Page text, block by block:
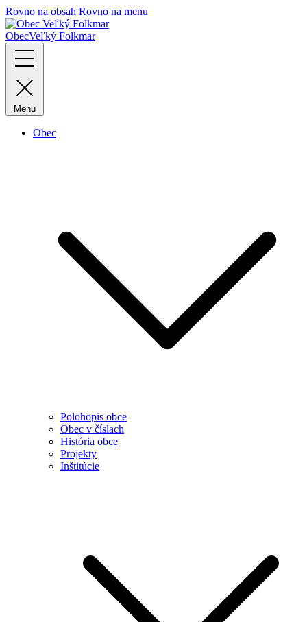
Rovno na obsah Rovno na menu
ObecVeľký Folkmar
Menu
Obec
Polohopis obce
Obec v číslach
História obce
Projekty
Inštitúcie